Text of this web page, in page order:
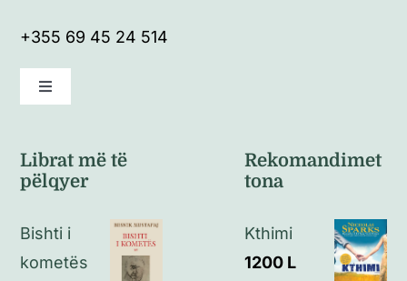
+355 69 45 24 514
Toggle
Politikat e kthimeve
Politikat e privatësisë
Librat më të
pëlqyer
Bishti i
kometës
Rekomandimet
tona
Kthimi
1200 L